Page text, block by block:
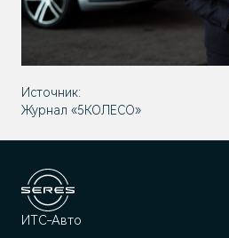
Источник:
Журнал «5КОЛЕСО»
ИТС-Авто